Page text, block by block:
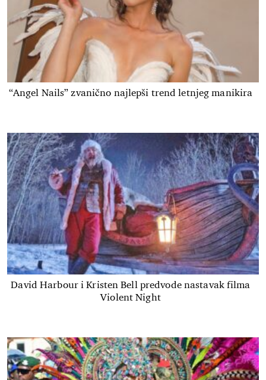
“Angel Nails” zvanično najlepši trend letnjeg manikira
David Harbour i Kristen Bell predvode nastavak filma
Violent Night